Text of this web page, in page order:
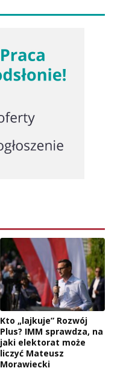
Kto „lajkuje” Rozwój
Plus? IMM sprawdza, na
jaki elektorat może
liczyć Mateusz
Morawiecki